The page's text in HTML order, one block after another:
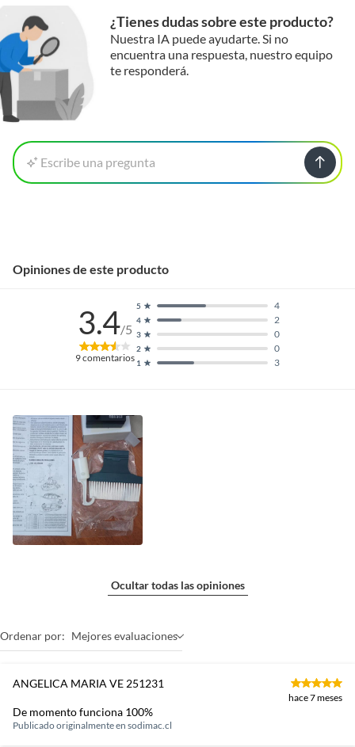
¿Tienes dudas sobre este producto?
Nuestra IA puede ayudarte. Si no
encuentra una respuesta, nuestro equipo
te responderá.
Escribe una pregunta
Opiniones de este producto
3.4/5
9comentarios 1 3
2 0
3 0
4 2
5 4
Ocultar todas las opiniones
Ordenar por: Mejores evaluaciones
ANGELICA MARIA VE 251231
hace 7 meses
De momento funciona 100%
Publicado originalmente en sodimac.cl